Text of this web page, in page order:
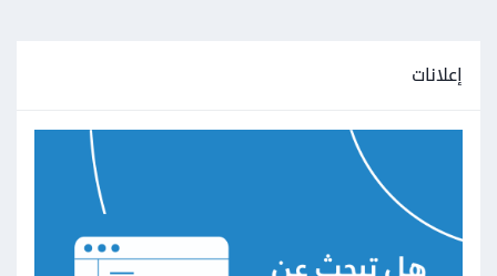
إعلانات